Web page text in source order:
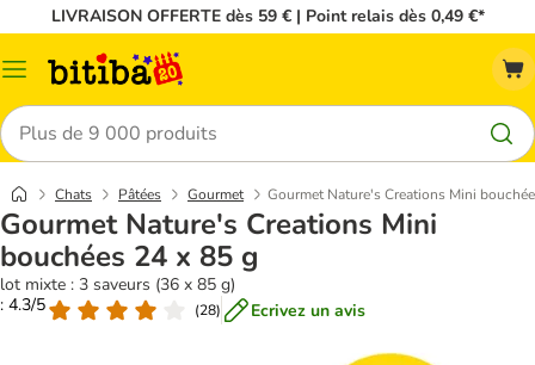
LIVRAISON OFFERTE dès 59 € | Point relais dès 0,49 €*
Menu
Rechercher
Chats Pâtées Gourmet Gourmet Nature's Creations Mini
Gourmet Nature's Creations Mini
bouchées 24 x 85 g
lot mixte : 3 saveurs (36 x 85 g)
: 4.3/5
(28) Ecrivez un avis